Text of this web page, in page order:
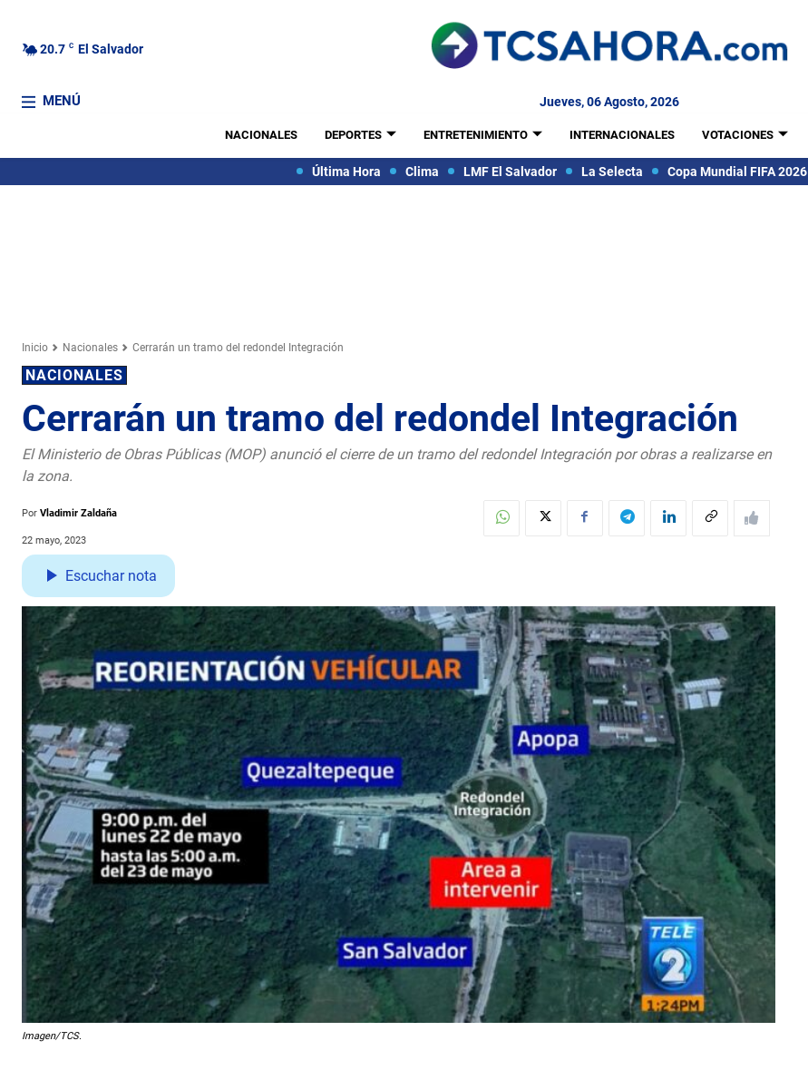
20.7 C El Salvador
MENÚ Jueves, 06 Agosto, 2026
NACIONALES DEPORTES ENTRETENIMIENTO INTERNACIONALES VOTACIONES
Última Hora Clima LMF El Salvador La Selecta Copa Mundial FIFA 2026
Inicio Nacionales Cerrarán un tramo del redondel Integración
NACIONALES
Cerrarán un tramo del redondel Integración
El Ministerio de Obras Públicas (MOP) anunció el cierre de un tramo del redondel Integración por obras a realizarse en
la zona.
Por Vladimir Zaldaña
22 mayo, 2023
Escuchar nota
Imagen/TCS.